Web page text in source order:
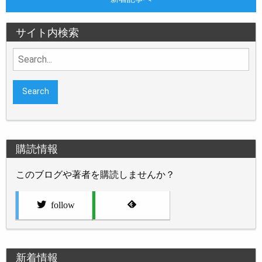
サイト内検索
Search
for:
購読情報
このブログや著者を購読しませんか？
follow
新着情報